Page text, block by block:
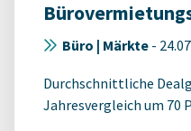
Büro | Märkte -
Durchschnittliche
Jahresvergleich um 70